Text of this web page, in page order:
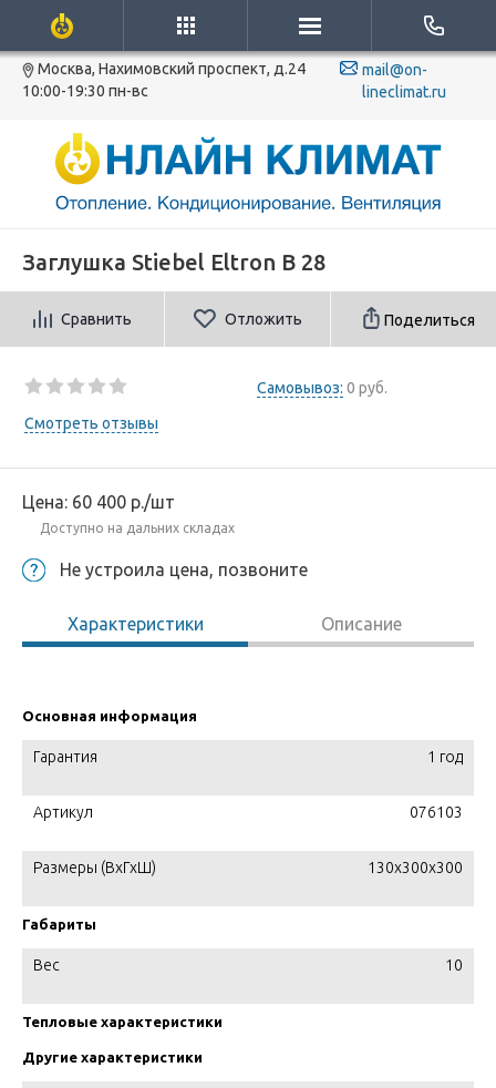
Москва, Нахимовский проспект, д.24
10:00-19:30 пн-вс
mail@on-
lineclimat.ru
Заглушка Stiebel Eltron B 28
Сравнить Отложить Поделиться
Самовывоз: 0 руб.
Смотреть отзывы
Цена: 60 400 р./шт
Доступно на дальних складах
Не устроила цена, позвоните
Характеристики Описание
Основная информация
Гарантия 1 год
Артикул 076103
Размеры (ВхГхШ) 130x300x300
Габариты
Вес 10
Тепловые характеристики
Другие характеристики